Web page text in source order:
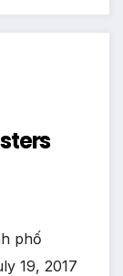
phố
19, 2017